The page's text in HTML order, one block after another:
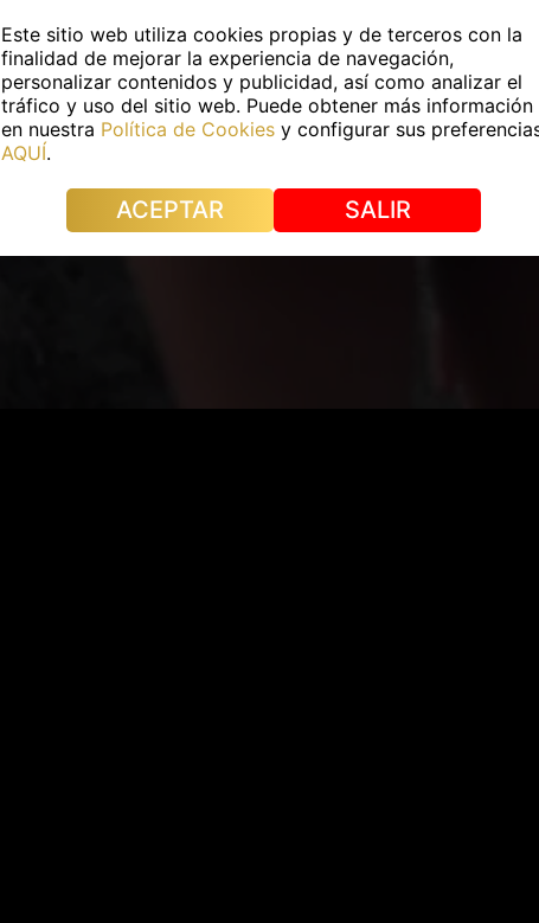
Este sitio web utiliza cookies propias y de terceros con la
finalidad de mejorar la experiencia de navegación,
personalizar contenidos y publicidad, así como analizar el
tráfico y uso del sitio web. Puede obtener más información
en nuestra Política de Cookies y configurar sus
AQUÍ.
ACEPTAR SALIR